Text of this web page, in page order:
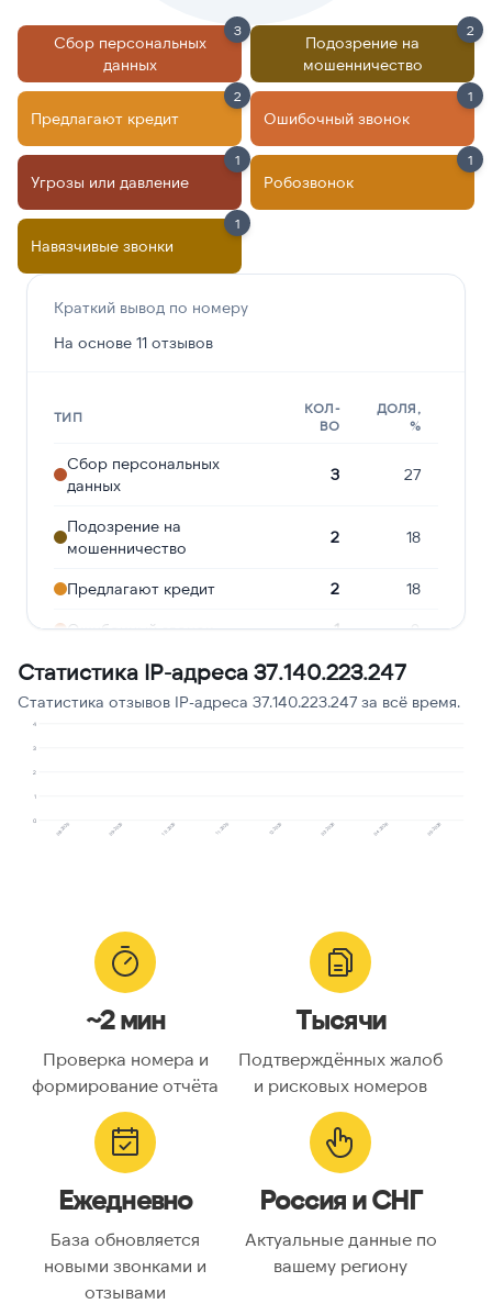
Сбор персональных
данных
3
Подозрение на
мошенничество
2
Предлагают кредит
2
Ошибочный звонок
1
Угрозы или давление
1
Робозвонок
1
Навязчивые звонки
1
Краткий вывод по номеру
На основе 11 отзывов
ТИП
КОЛ-
ВО
ДОЛЯ,
%
Сбор персональных
данных
3 27
Подозрение на
мошенничество
2 18
Предлагают кредит 2 18
Ошибочный звонок 1 9
Угрозы или давление 1
Робозвонок 1 9
Статистика IP-адреса 37.140.223.247
Статистика отзывов IP-адреса 37.140.223.247 за всё время.
0
1
2
3
4
08.2025 09.2025 10.2025 11.2025 12.2025 03.2026 04.2026 05.2026
~2 мин
Проверка номера и
формирование отчёта
Тысячи
Подтверждённых жалоб
и рисковых номеров
Ежедневно
База обновляется
новыми звонками и
отзывами
Россия и СНГ
Актуальные данные по
вашему региону